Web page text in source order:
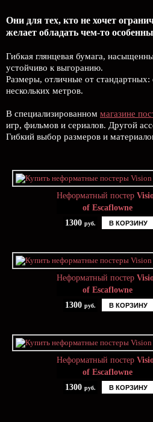
Они для тех, кто не хочет
желает обладать чем-то
Гибкая глянцевая бумага,
устойчиво к выгоранию.
Размеры, отличные от
нескольких метров.
В специализированном магазине
игр, фильмов и сериалов. Другой
Гибкий выбор размеров и
Неформатный постер
of Escaflowne
1300 руб. В КОРЗИНУ
Неформатный постер
of Escaflowne
1300 руб. В КОРЗИНУ
Неформатный постер
of Escaflowne
1300 руб. В КОРЗИНУ